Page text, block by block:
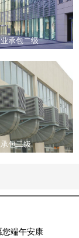
承包二级
包二级
您端午安康